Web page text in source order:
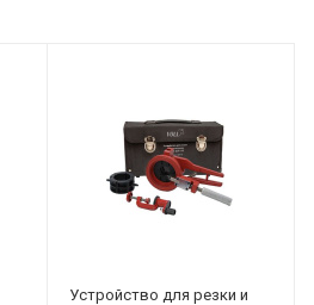
Устройство для резки и